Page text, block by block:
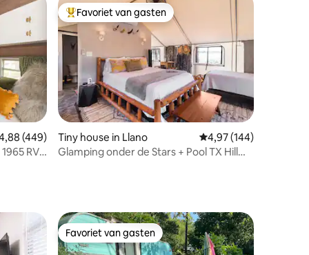
beoordeling van 4,88 op 5, 449 recensies
(449)
RV
Topfavoriet van gasten
Favoriet van gasten
Tiny house in Llano Gemiddelde
4,97 (144)
Glamping onder de Stars + Pool TX Hill
Favoriet van gasten
Favoriet van gasten